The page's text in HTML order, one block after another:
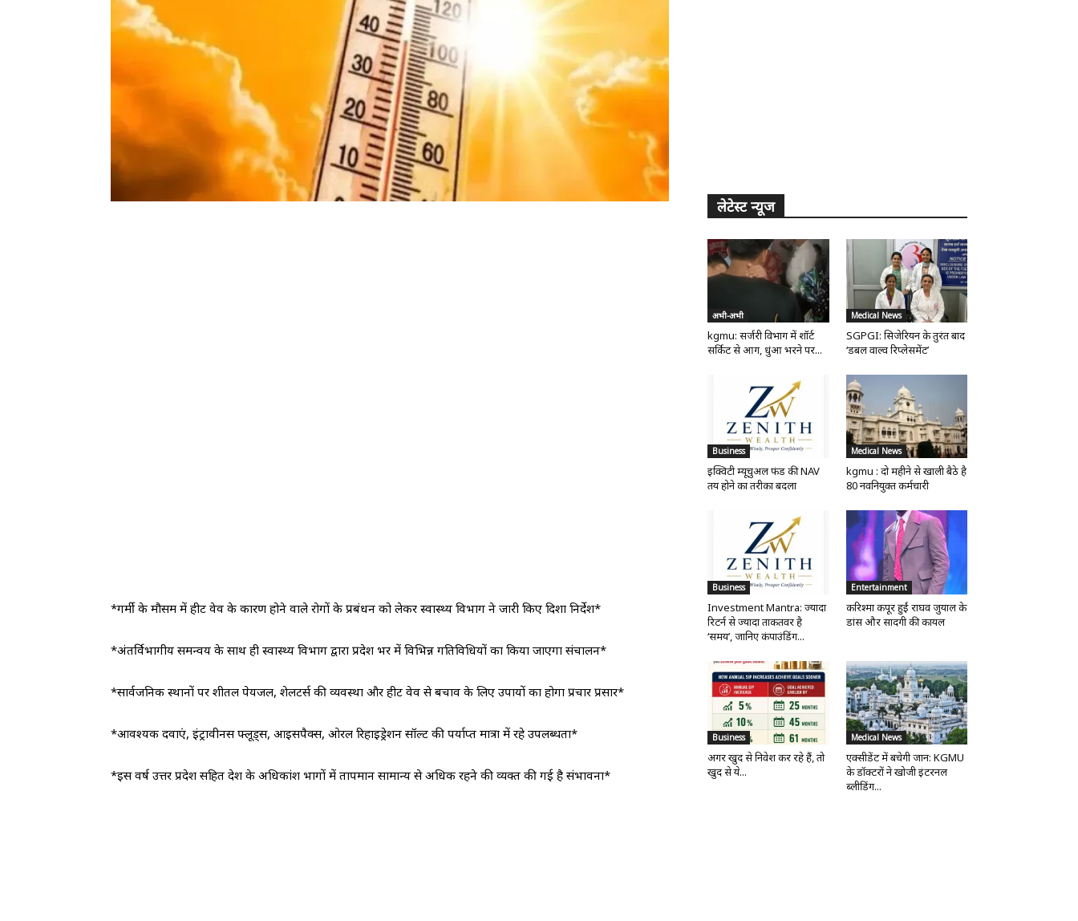
*गर्मी के मौसम में हीट वेव के कारण होने वाले रोगों के प्रबंधन को लेकर स्वास्थ्य विभाग ने जारी किए दिशा निर्देश*
*अंतर्विभागीय समन्वय के साथ ही स्वास्थ्य विभाग द्वारा प्रदेश भर में विभिन्न गतिविधियों का किया जाएगा संचालन*
*सार्वजनिक स्थानों पर शीतल पेयजल, शेलटर्स की व्यवस्था और हीट वेव से बचाव के लिए उपायों का होगा प्रचार प्रसार*
*आवश्यक दवाएं, इंट्रावीनस फ्लूड्स, आइसपैक्स, ओरल रिहाइड्रेशन सॉल्ट की पर्याप्त मात्रा में रहे उपलब्धता*
*इस वर्ष उत्तर प्रदेश सहित देश के अधिकांश भागों में तापमान सामान्य से अधिक रहने की व्यक्त की गई है संभावना*
लेटेस्ट न्यूज
अभी-अभी
kgmu: सर्जरी विभाग में शॉर्ट
सर्किट से आग, धुंआ भरने पर...
Medical News
SGPGI: सिजेरियन के तुरंत बाद
‘डबल वाल्व रिप्लेसमेंट’
Business
इक्विटी म्यूचुअल फंड की NAV
तय होने का तरीका बदला
Medical News
kgmu : दो महीने से खाली बैठे है
80 नवनियुक्त कर्मचारी
Business
Investment Mantra: ज्यादा
रिटर्न से ज्यादा ताकतवर है
‘समय’, जानिए कंपाउंडिंग...
Entertainment
करिश्मा कपूर हुईं राघव जुयाल के
डांस और सादगी की कायल
Business
अगर खुद से निवेश कर रहे हैं, तो
खुद से ये...
Medical News
एक्सीडेंट में बचेगी जान: KGMU
के डॉक्टरों ने खोजी इंटरनल
ब्लीडिंग...